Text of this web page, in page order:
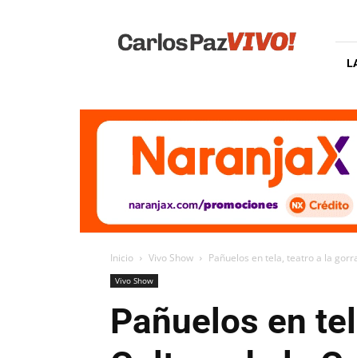
Vivo
Inicio Vivo Show Pañuelos en tela, teatro a la
Vivo Show
Pañuelos en